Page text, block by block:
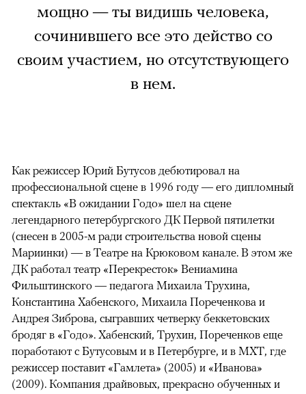
мощно — ты видишь человека,
сочинившего все это действо со
своим участием, но отсутствующего
в нем.
Как режиссер Юрий Бутусов дебютировал на
профессиональной сцене в 1996 году — его дипломный
спектакль «В ожидании Годо» шел на сцене
легендарного петербургского ДК Первой пятилетки
(снесен в 2005-м ради строительства новой сцены
Мариинки) — в Театре на Крюковом канале. В этом же
ДК работал театр «Перекресток» Вениамина
Фильштинского — педагога Михаила Трухина,
Константина Хабенского, Михаила Пореченкова и
Андрея Зиброва, сыгравших четверку беккетовских
бродяг в «Годо». Хабенский, Трухин, Пореченков еще
поработают с Бутусовым и в Петербурге, и в МХТ, где
режиссер поставит «Гамлета» (2005) и «Иванова»
(2009). Компания драйвовых, прекрасно обученных и